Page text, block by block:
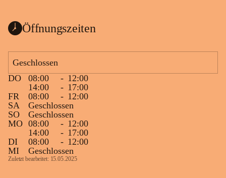
Öffnungszeiten
Geschlossen
DO
08:00 - 12:00
14:00
- 17:00
FR
08:00 - 12:00
SA
Geschlossen
SO
Geschlossen
MO 08:00 - 12:00
14:00
- 17:00
DI
08:00 - 12:00
MI
Geschlossen
Zuletzt bearbeitet: 15.05.2025